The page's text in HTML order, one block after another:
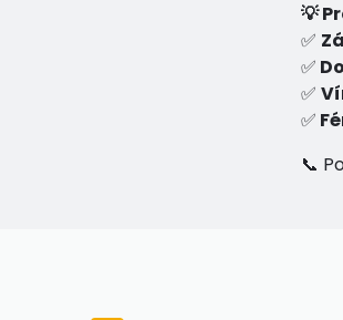
💡
✅
✅
✅
✅
📞